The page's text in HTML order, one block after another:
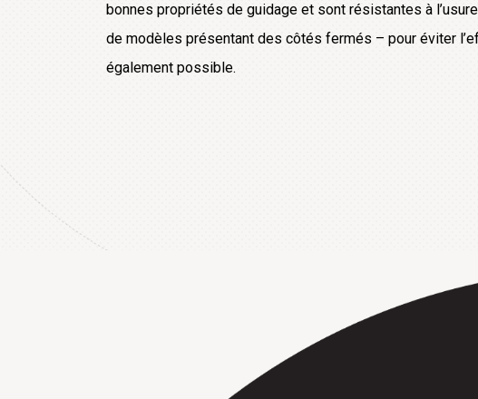
bonnes propriétés de guidage et sont résistantes à
de modèles présentant des côtés fermés – pour éviter
également possible.